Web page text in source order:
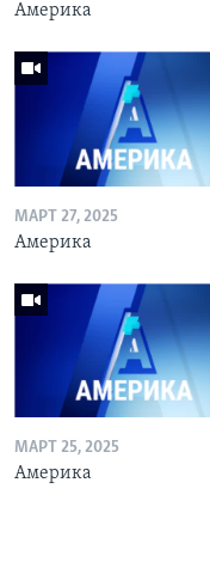
Америка
МАРТ 27, 2025
Америка
МАРТ 25, 2025
Америка